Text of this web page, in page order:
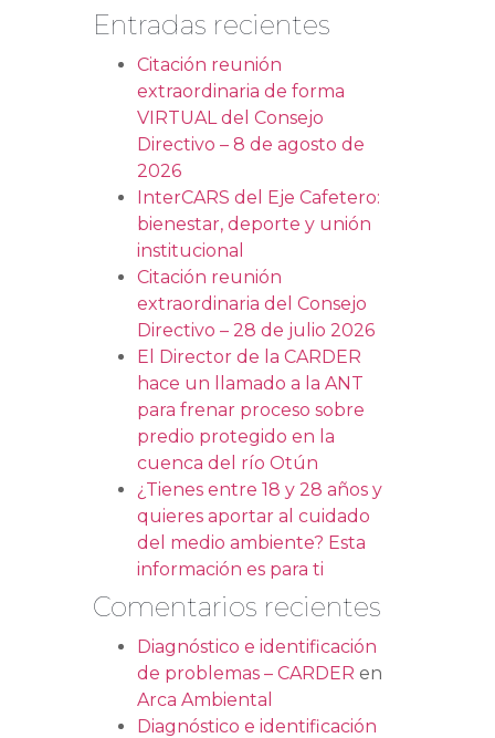
Entradas recientes
Citación reunión
extraordinaria de forma
VIRTUAL del Consejo
Directivo – 8 de agosto de
2026
InterCARS del Eje Cafetero:
bienestar, deporte y unión
institucional
Citación reunión
extraordinaria del Consejo
Directivo – 28 de julio 2026
El Director de la CARDER
hace un llamado a la ANT
para frenar proceso sobre
predio protegido en la
cuenca del río Otún
¿Tienes entre 18 y 28 años y
quieres aportar al cuidado
del medio ambiente? Esta
información es para ti
Comentarios recientes
Diagnóstico e identificación
de problemas – CARDER en
Arca Ambiental
Diagnóstico e identificación